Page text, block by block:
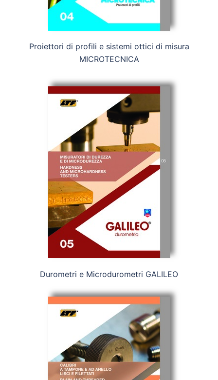
Proiettori di profili e sistemi ottici di misura
MICROTECNICA
Durometri e Microdurometri GALILEO